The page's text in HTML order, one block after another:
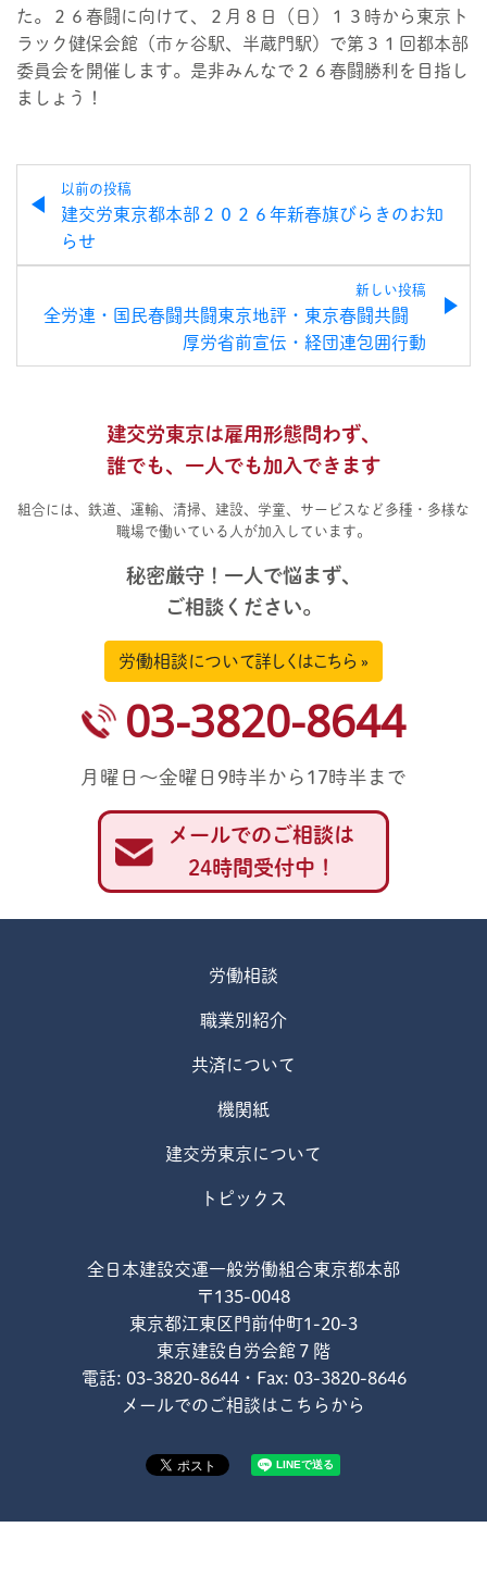
た。２６春闘に向けて、２月８日（日）１３時から東京ト
ラック健保会館（市ヶ谷駅、半蔵門駅）で第３１回都本部
委員会を開催します。是非みんなで２６春闘勝利を目指し
ましょう！
以前の投稿
建交労東京都本部２０２６年新春旗びらきのお知
らせ
新しい投稿
全労連・国民春闘共闘東京地評・東京春闘共闘
厚労省前宣伝・経団連包囲行動
建交労東京は雇用形態問わず、
誰でも、一人でも加入できます
組合には、鉄道、運輸、清掃、建設、学童、サービスなど多種・多様な
職場で働いている人が加入しています。
秘密厳守！一人で悩まず、
ご相談ください。
労働相談について詳しくはこちら »
03-3820-8644
月曜日～金曜日9時半から17時半まで
メールでのご相談は
24時間受付中！
労働相談
職業別紹介
共済について
機関紙
建交労東京について
トピックス
全日本建設交運一般労働組合東京都本部
〒135-0048
東京都江東区門前仲町1-20-3
東京建設自労会館７階
電話: 03-3820-8644・Fax: 03-3820-8646
メールでのご相談はこちらから